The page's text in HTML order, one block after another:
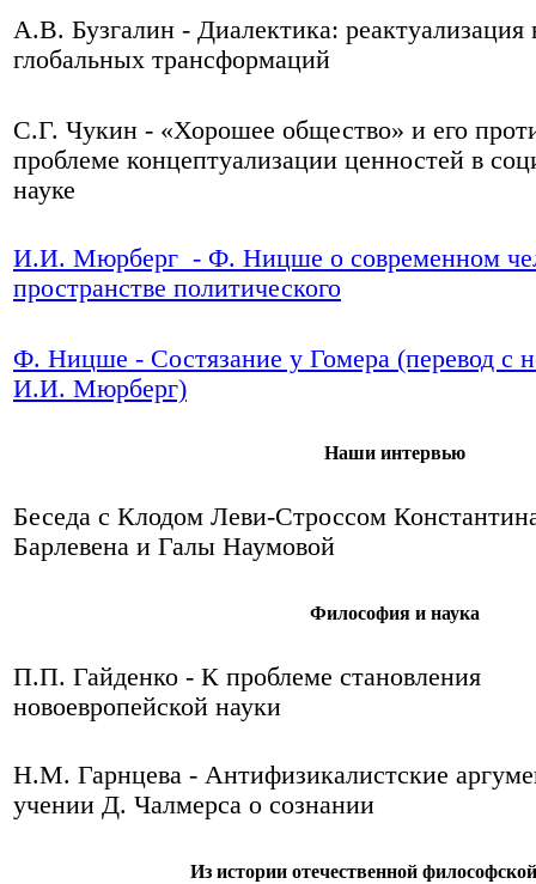
А.В. Бузгалин - Диалектика: реактуализация
глобальных трансформаций
С.Г. Чукин - «Хорошее общество» и его
проблеме концептуализации ценностей в
науке
И.И. Мюрберг - Ф. Ницше о современном
пространстве политического
Ф. Ницше - Состязание у Гомера (перевод с
И.И. Мюрберг)
Наши интервью
Беседа с Клодом Леви-Строссом
Барлевена и Галы Наумовой
Философия и наука
П.П. Гайденко - К проблеме становления
новоевропейской науки
Н.М. Гарнцева - Антифизикалистские
учении Д. Чалмерса о сознании
Из истории отечественной